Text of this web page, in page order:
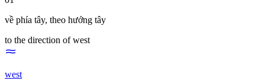
về phía tây, theo hướng tây
to the direction of west
west